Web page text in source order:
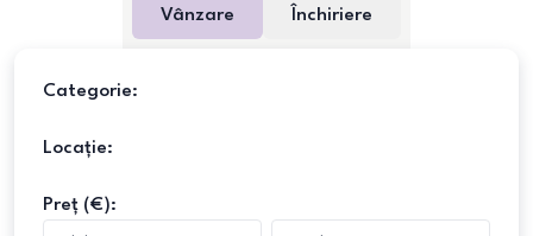
Vânzare Închiriere
Categorie:
Locație:
Preț (€):